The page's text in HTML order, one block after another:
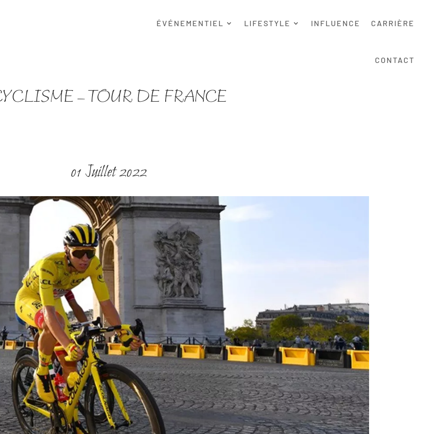
ÉVÉNEMENTIEL LIFESTYLE INFLUENCE CARRIÈRE
CONTACT
– TOUR DE FRANCE
01 Juillet 2022